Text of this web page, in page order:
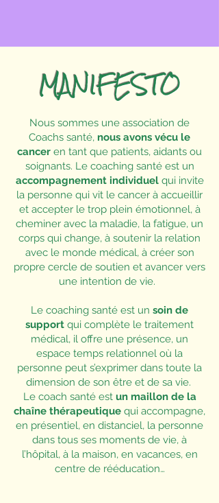
MANIFESTO
Nous sommes une association de
Coachs santé, nous avons vécu le
cancer en tant que patients, aidants ou
soignants. Le coaching santé est un
accompagnement individuelqui invite
la personne qui vit le cancer à accueillir
et accepter le trop plein émotionnel, à
cheminer avec la maladie, la fatigue, un
corps qui change, à soutenir la relation
avec le monde médical, à créer son
propre cercle de soutien et avancer vers
une intention de vie.
Le coaching santé est un soin de
support qui complète le traitement
médical, il offre une présence, un
espace temps relationnel où la
personne peut s’exprimer dans toute la
dimension de son être et de sa vie.
Le coach santé est un maillon de la
chaîne thérapeutique qui accompagne,
en présentiel, en distanciel, la personne
dans tous ses moments de vie, à
l’hôpital, à la maison, en vacances, en
centre de rééducation…